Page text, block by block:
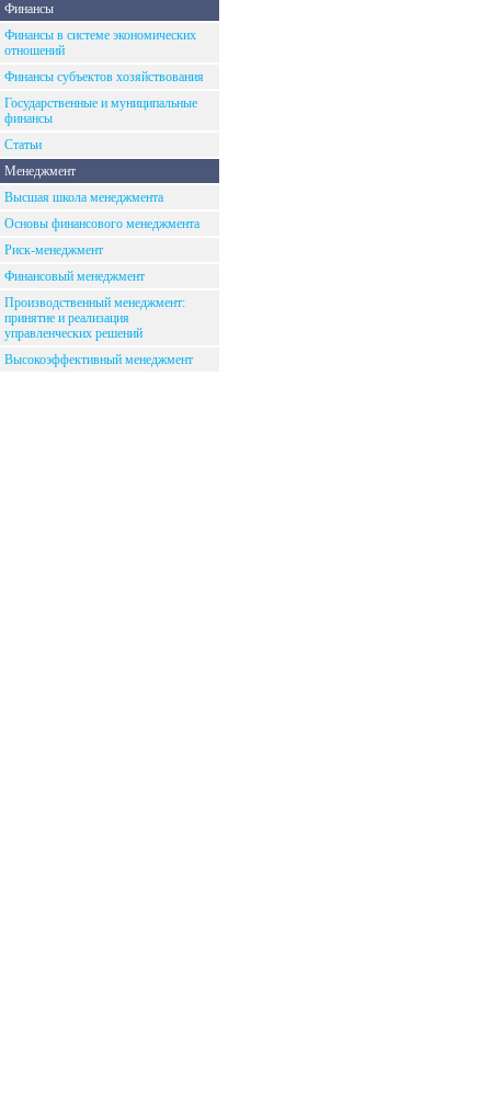
Финансы
Финансы в системе экономических
отношений
Финансы субъектов хозяйствования
Государственные и муниципальные
финансы
Статьи
Менеджмент
Высшая школа менеджмента
Основы финансового менеджмента
Риск-менеджмент
Финансовый менеджмент
Производственный менеджмент:
принятие и реализация
управленческих решений
Высокоэффективный менеджмент